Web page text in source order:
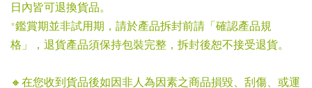
日內皆可退換貨品。
*鑑賞期並非試用期，請於產品拆封前請「確認產品規
格」，退貨產品須保持包裝完整，拆封後恕不接受退貨。
🔸在您收到貨品後如因非人為因素之商品損毀、刮傷、或運